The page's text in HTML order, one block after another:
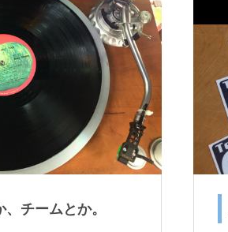
チームとか。